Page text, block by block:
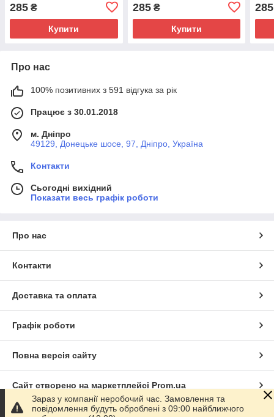
285 ₴
Купити
285₴
Купити
285
Про нас
100% позитивних з 591 відгука за рік
Працює з 30.01.2018
м. Дніпро
49129, Донецьке шосе, 97, Дніпро, Україна
Контакти
Сьогодні вихідний
Показати весь графік роботи
Про нас
Контакти
Доставка та оплата
Графік роботи
Повна версія сайту
Сайт створено на маркетплейсі Prom.ua
Зараз у компанії неробочий час. Замовлення та
повідомлення будуть оброблені з 09:00 найближчого